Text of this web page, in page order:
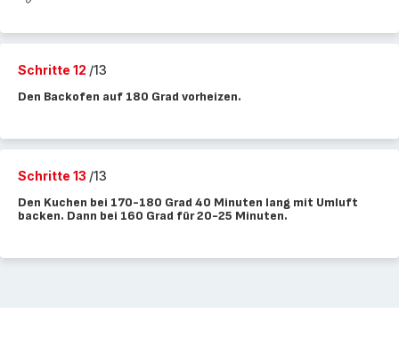
Schritte 12 /13
Den Backofen auf 180 Grad vorheizen.
Schritte 13 /13
Den Kuchen bei 170-180 Grad 40 Minuten lang mit Umluft
backen. Dann bei 160 Grad für 20-25 Minuten.